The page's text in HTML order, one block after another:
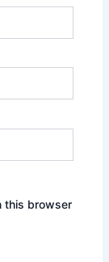
this browser